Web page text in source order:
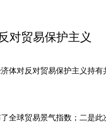
对贸易保护主义
对反对贸易保护主义持
球贸易景气指数；二是此